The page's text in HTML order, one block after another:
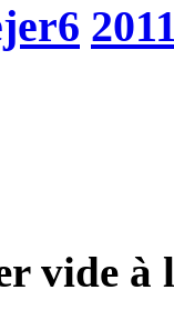
vide à